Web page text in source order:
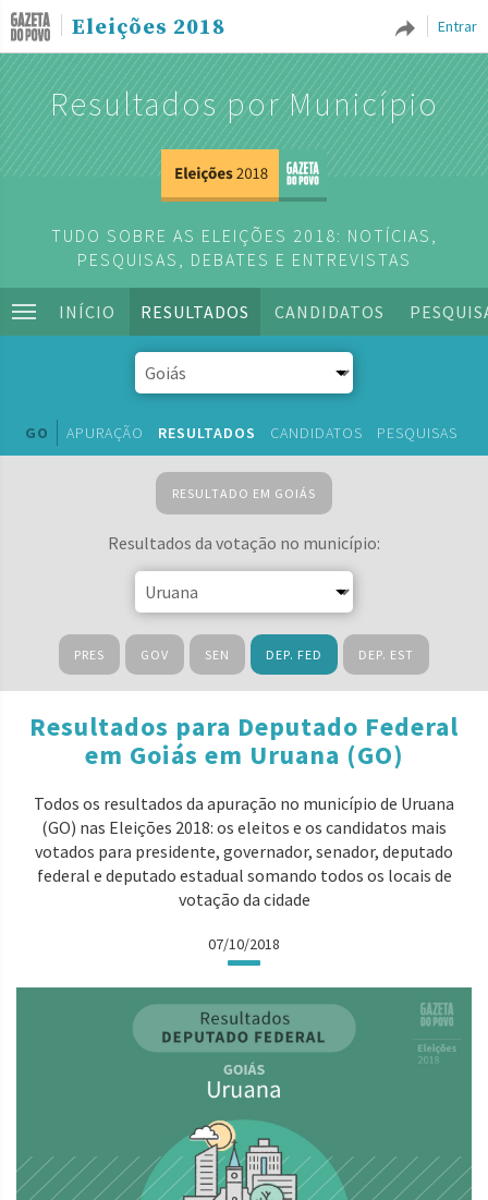
Entrar
Eleições 2018
Resultados por Município
TUDO SOBRE AS ELEIÇÕES 2018: NOTÍCIAS,
PESQUISAS, DEBATES E ENTREVISTAS
INÍCIO RESULTADOS CANDIDATOS
GO APURAÇÃO RESULTADOS CANDIDATOS PESQUISAS
RESULTADO EM GOIÁS
Resultados da votação no município:
PRES GOV SEN DEP. FED DEP. EST
Resultados para Deputado Federal
em Goiás em Uruana (GO)
Todos os resultados da apuração no município de Uruana
(GO) nas Eleições 2018: os eleitos e os candidatos mais
votados para presidente, governador, senador, deputado
federal e deputado estadual somando todos os locais de
votação da cidade
07/10/2018